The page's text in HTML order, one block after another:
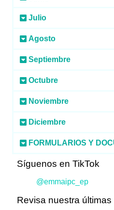
Julio
Agosto
Septiembre
Octubre
Noviembre
Diciembre
FORMULARIOS Y
Síguenos en TikTok
@emmaipc_ep
Revisa nuestra